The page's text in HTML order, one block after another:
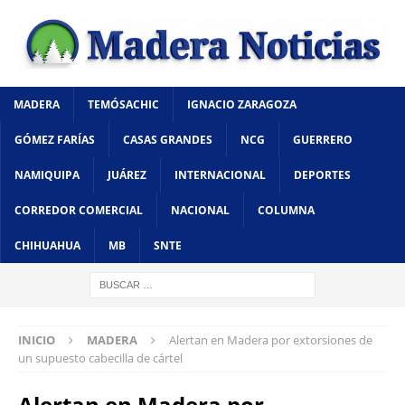
MADERA TEMÓSACHIC IGNACIO ZARAGOZA
GÓMEZ FARÍAS CASAS GRANDES NCG GUERRERO
NAMIQUIPA JUÁREZ INTERNACIONAL DEPORTES
CORREDOR COMERCIAL NACIONAL COLUMNA
CHIHUAHUA MB SNTE
INICIO MADERA
Alertan en Madera por extorsiones de
un supuesto cabecilla de cártel